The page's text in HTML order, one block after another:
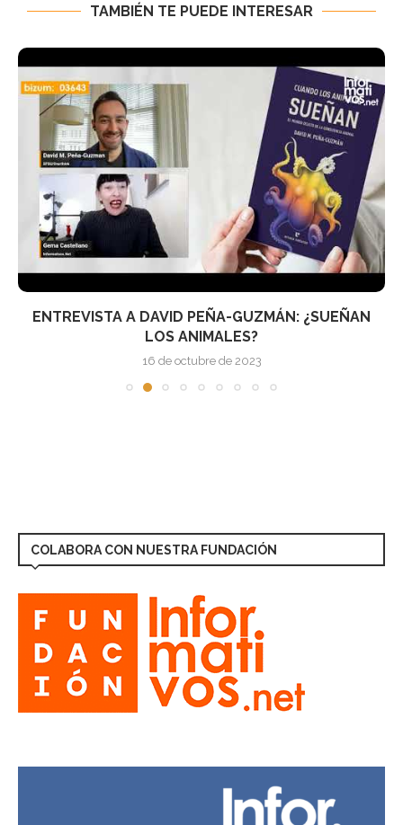
TAMBIÉN TE PUEDE INTERESAR
ENTREVISTA A DAVID PEÑA-GUZMÁN: ¿SUEÑAN
LOS ANIMALES?
16 de octubre de 2023
COLABORA CON NUESTRA FUNDACIÓN